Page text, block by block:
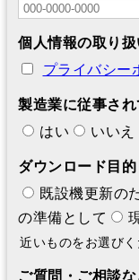
個人情報の取り扱
プライバシー
製造業に従事さ
はい
いいえ
ダウンロード目的
既設機更新の
の準備として
近いものをお選びく
ご質問・ご相談な